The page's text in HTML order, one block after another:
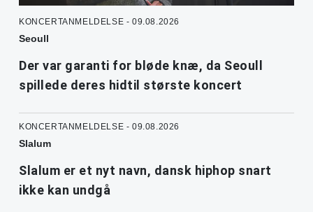
KONCERTANMELDELSE - 09.08.2026
Seoull
Der var garanti for bløde knæ, da Seoull
spillede deres hidtil største koncert
KONCERTANMELDELSE - 09.08.2026
Slalum
Slalum er et nyt navn, dansk hiphop snart
ikke kan undgå